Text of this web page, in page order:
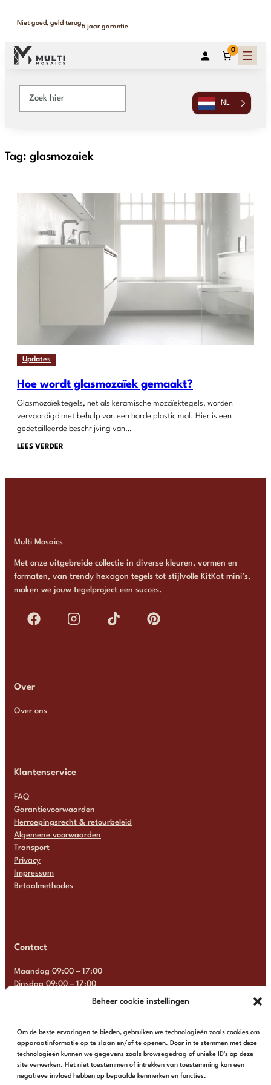
Beheer cookie instellingen
Om de beste ervaringen te bieden, gebruiken we technologieën zoals cookies om
apparaatinformatie op te slaan en/of te openen. Door in te stemmen met deze
technologieën kunnen we gegevens zoals browsegedrag of unieke ID's op deze
site verwerken. Het niet toestemmen of intrekken van toestemming kan een
negatieve invloed hebben op bepaalde kenmerken en functies.
Binnen 1-2 werkdagen geleverd
0
NL
Tag: glasmozaiek
Updates
Hoe wordt glasmozaïek gemaakt?
Glasmozaïektegels, net als keramische mozaïektegels, worden
vervaardigd met behulp van een harde plastic mal. Hier is een
gedetailleerde beschrijving van…
LEES VERDER
Multi Mosaics
Met onze uitgebreide collectie in diverse kleuren, vormen en
formaten, van trendy hexagon tegels tot stijlvolle KitKat mini’s,
maken we jouw tegelproject een succes.
Over
Over ons
Klantenservice
FAQ
Garantievoorwaarden
Herroepingsrecht & retourbeleid
Algemene voorwaarden
Transport
Privacy
Impressum
Betaalmethodes
Contact
Maandag 09:00 – 17:00
Dinsdag 09:00 – 17:00
Woensdag 09:00 – 17:00
Zaterdag Gesloten
Zondag Gesloten
+31 6 13 57 92 22 info@multimosaics.com